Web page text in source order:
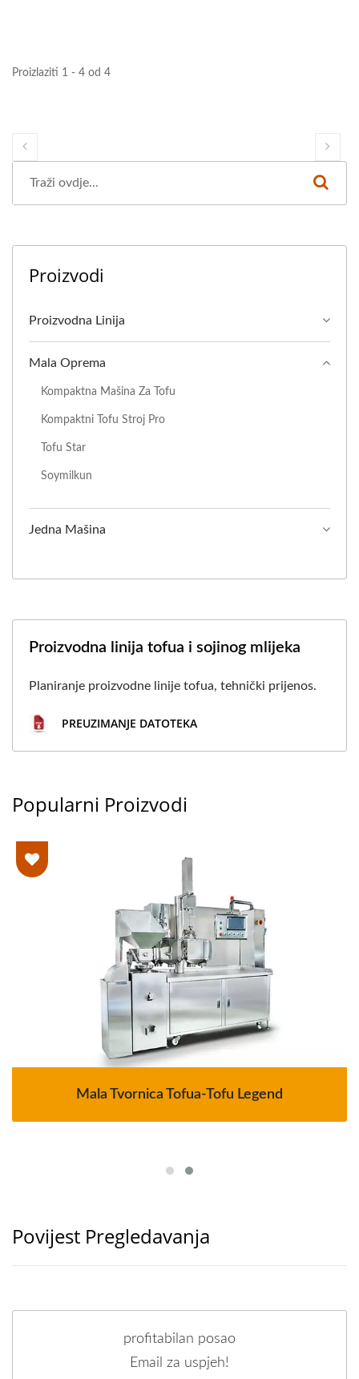
Proizlaziti 1 - 4 od 4
Proizvodi
Proizvodna Linija
Mala Oprema
Kompaktna Mašina Za Tofu
Kompaktni Tofu Stroj Pro
Tofu Star
Soymilkun
Jedna Mašina
Proizvodna linija tofua i sojinog mlijeka
Planiranje proizvodne linije tofua, tehnički prijenos.
PREUZIMANJE DATOTEKA
Popularni Proizvodi
Mala Tvornica Tofua-Tofu Legend
Povijest Pregledavanja
profitabilan posao
Email za uspjeh!